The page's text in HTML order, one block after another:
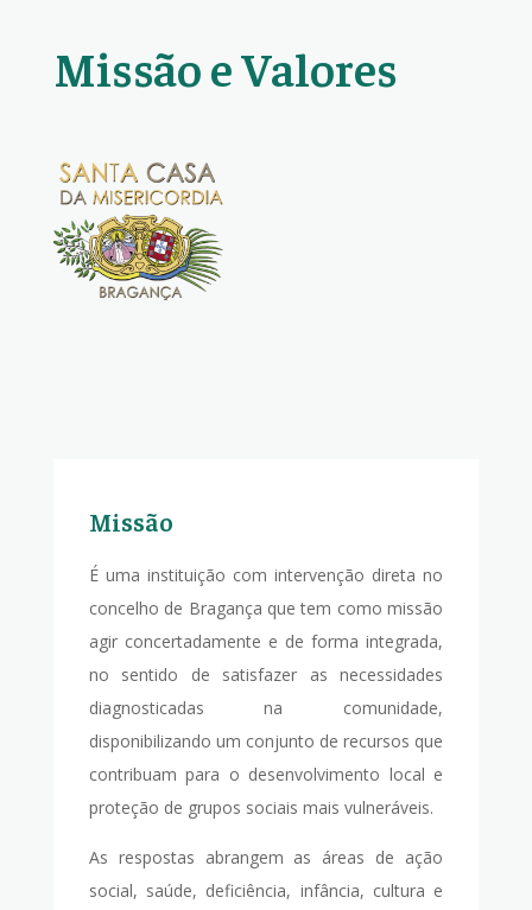
Missão e Valores
Missão
É uma instituição com intervenção direta no
concelho de Bragança que tem como missão
agir concertadamente e de forma integrada,
no sentido de satisfazer as necessidades
diagnosticadas na comunidade,
disponibilizando um conjunto de recursos que
contribuam para o desenvolvimento local e
proteção de grupos sociais mais vulneráveis.
As respostas abrangem as áreas de ação
social, saúde, deficiência, infância, cultura e